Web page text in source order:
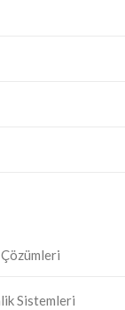
Sistemleri